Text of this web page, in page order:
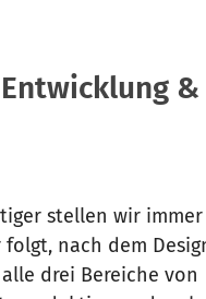
&
stellen wir immer
nach dem
drei Bereiche von